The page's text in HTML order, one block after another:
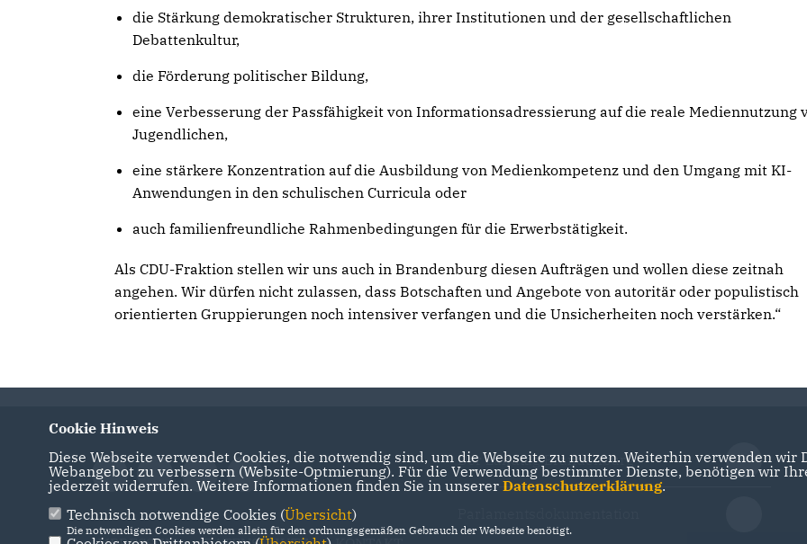
die Stärkung demokratischer Strukturen, ihrer Institutionen und der gesellschaftlichen
Debattenkultur,
die Förderung politischer Bildung,
eine Verbesserung der Passfähigkeit von Informationsadressierung auf die reale Mediennutzung
Jugendlichen,
eine stärkere Konzentration auf die Ausbildung von Medienkompetenz und den Umgang mit KI-
Anwendungen in den schulischen Curricula oder
auch familienfreundliche Rahmenbedingungen für die Erwerbstätigkeit.
Als CDU-Fraktion stellen wir uns auch in Brandenburg diesen Aufträgen und wollen diese zeitnah
angehen. Wir dürfen nicht zulassen, dass Botschaften und Angebote von autoritär oder populistisch
orientierten Gruppierungen noch intensiver verfangen und die Unsicherheiten noch verstärken.“
Der Landtag Brandenburg
Cookie Hinweis
Diese Webseite verwendet Cookies, die notwendig sind, um die Webseite zu nutzen. Weiterhin verwenden
Webangebot zu verbessern (Website-Optmierung). Für die Verwendung bestimmter Dienste, benötigen wir
jederzeit widerrufen. Weitere Informationen finden Sie in unserer Datenschutzerklärung.
Technisch notwendige Cookies (Übersicht)
Die notwendigen Cookies werden allein für den ordnungsgemäßen Gebrauch der Webseite benötigt.